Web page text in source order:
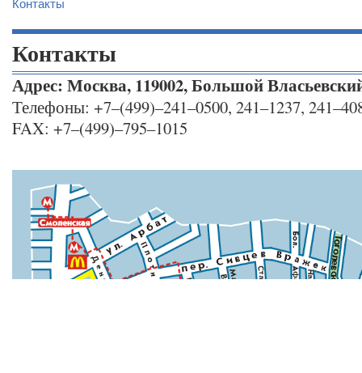
Контакты
Контакты
Адрес: Москва, 119002, Большой
Телефоны: +7–(499)–241–0500, 241–1237,
FAX: +7–(499)–795–1015